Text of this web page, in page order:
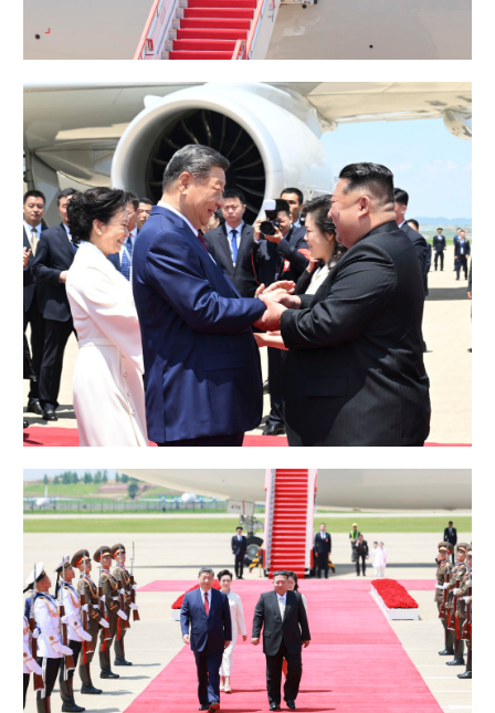
娱乐 时尚
公益 一带一路 亚太网 上市公司
文化产业
地方频道
北京 天津 河北 山西
辽宁 吉林 上海 江苏
浙江 安徽 福建 江西
山东 河南 湖南
广东 广西 重庆
四川 贵州 云南 西藏
陕西 甘肃 青海 宁夏
新疆 内蒙古 黑龙江
多语种频道
English Español Français عربى